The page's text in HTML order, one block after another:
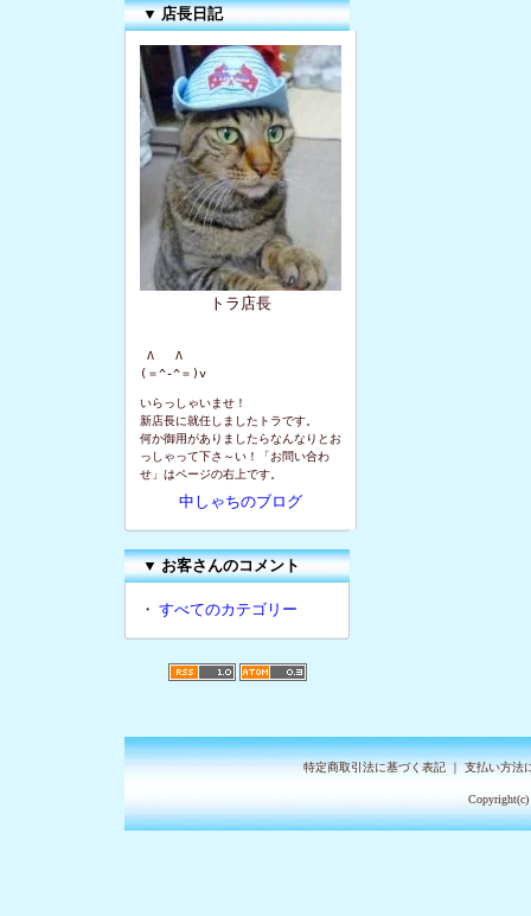
▼ 店長日記
トラ店長
Λ   Λ
(＝^-^＝)v
いらっしゃいませ！
新店長に就任しましたトラです。
何か御用がありましたらなんなりとお
っしゃって下さ～い！「お問い合わ
せ」はページの右上です。
中しゃちのブログ
▼お客さんのコメント
・ すべてのカテゴリー
特定商取引法に基づく表記｜支払い方法